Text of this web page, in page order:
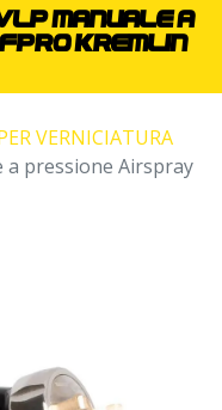
MANUALE A
KREMLIN
VERNICIATURA
a pressione Airspray